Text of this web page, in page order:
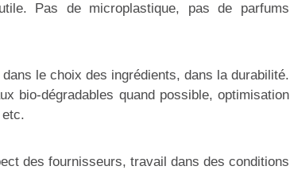
Pas de microplastique, pas de parfums
le choix des ingrédients, dans la durabilité.
bio-dégradables quand possible, optimisation
des fournisseurs, travail dans des conditions